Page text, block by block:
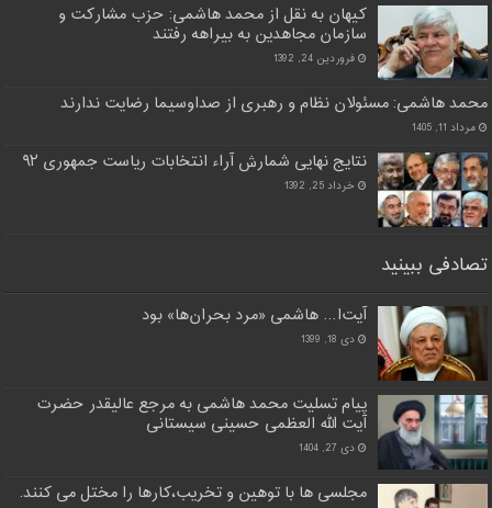
کیهان به نقل از محمد هاشمی: حزب مشارکت و
سازمان مجاهدین به بیراهه رفتند
فروردین 24, 1392
محمد هاشمی: مسئولان نظام و رهبری از صداوسیما رضایت ندارند
مرداد 11, 1405
نتایج نهایی شمارش آراء انتخابات ریاست جمهوری ۹۲
خرداد 25, 1392
تصادفی ببینید
آیت‌ا… هاشمی «مرد بحران‌ها» بود
دی 18, 1399
پیام تسلیت محمد هاشمی به مرجع عالیقدر حضرت
آیت الله العظمی حسینی سیستانی
دی 27, 1404
مجلسی ها با توهین و تخریب،کارها را مختل می کنند.